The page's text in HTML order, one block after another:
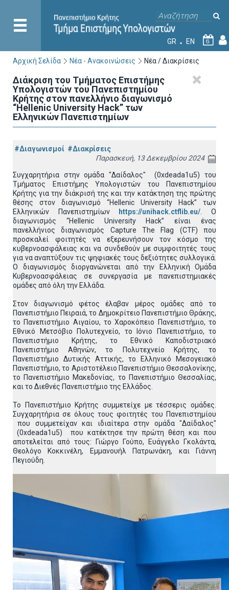
GR EN 6
Αρχική Σελίδα Νέα - Ανακοινώσεις Νέα / Διακρίσεις
Διάκριση του Τμήματος Επιστήμης
Υπολογιστών του Πανεπιστημίου
Κρήτης στον πανελλήνιο διαγωνισμό
“Hellenic University Hack” των
Ελληνικών Πανεπιστημίων
#Διαγωνισμοί #Διακρίσεις
Παρασκευή, 13 Δεκεμβρίου 2024
Συγχαρητήρια στην ομάδα "Δαίδαλος" (0xdeada1u5) του
Τμήματος Επιστήμης Υπολογιστών του Πανεπιστημίου
Κρήτης για την διάκρισή της και την κατάκτηση της πρώτης
θέσης στον διαγωνισμό “Hellenic University Hack” των
Ελληνικών Πανεπιστημίων
https://unihack.ctflib.eu/ . Ο
διαγωνισμός “Hellenic University Hack” είναι ένας
πανελλήνιος διαγωνισμός Capture The Flag (CTF) που
προσκαλεί φοιτητές να εξερευνήσουν τον κόσμο της
κυβερνοασφάλειας και να συνδεθούν με συμφοιτητές τους
για να αναπτύξουν τις ψηφιακές τους δεξιότητες συλλογικά.
Ο διαγωνισμός διοργανώνεται από την Ελληνική Ομάδα
Κυβερνοασφάλειας σε συνεργασία με πανεπιστημιακές
ομάδες από όλη την Ελλάδα.
Στον διαγωνισμό φέτος έλαβαν μέρος ομάδες από το
Πανεπιστήμιο Πειραιά, το Δημοκρίτειο Πανεπιστήμιο Θράκης,
το Πανεπιστήμιο Αιγαίου, το Χαροκόπειο Πανεπιστήμιο, το
Εθνικό Μετσόβιο Πολυτεχνείο, το Ιόνιο Πανεπιστήμιο, το
Πανεπιστήμιο Κρήτης, το Εθνικό Καποδιστριακό
Πανεπιστήμιο Αθηνών, το Πολυτεχνείο Κρήτης, το
Πανεπιστήμιο Δυτικής Αττικής, το Ελληνικό Μεσογειακό
Πανεπιστήμιο, το Αριστοτέλειο Πανεπιστήμιο Θεσσαλονίκης,
το Πανεπιστήμιο Μακεδονίας, το Πανεπιστήμιο Θεσσαλίας,
και το Διεθνές Πανεπιστήμιο της Ελλάδος.
Το Πανεπιστήμιο Κρήτης συμμετείχε με τέσσερις ομάδες.
Συγχαρητήρια σε όλους τους φοιτητές του Πανεπιστημίου
που συμμετείχαν και ιδιαίτερα στην ομάδα "Δαίδαλος"
(0xdeada1u5) που κατέκτησε την πρώτη θέση και που
αποτελείται από τους: Γιώργο Γούπο, Ευάγγελο Γκολάντα,
Θεολόγο Κοκκινέλη, Εμμανουήλ Πατρωνάκη, και Γιάννη
Πεγιούδη.